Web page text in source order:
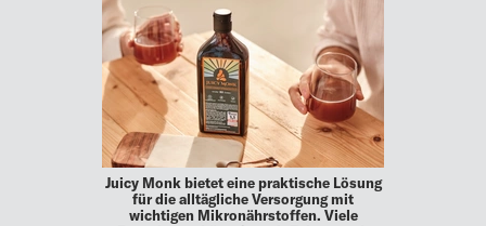
Juicy Monk bietet eine praktische Lösung
für die alltägliche Versorgung mit
wichtigen Mikronährstoffen. Viele